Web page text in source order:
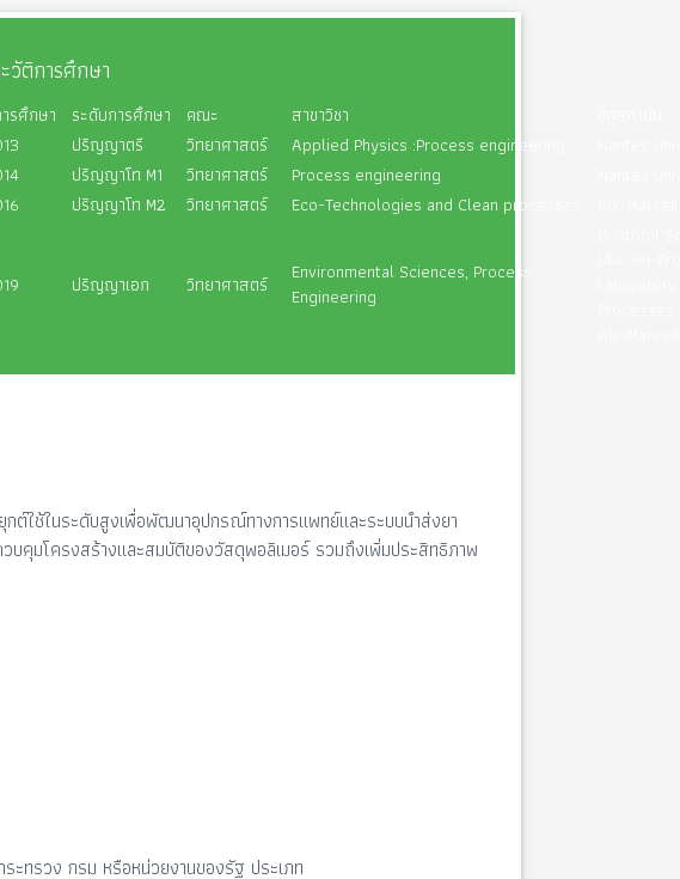
วัติการศึกษา
รศึกษา ระดับการศึกษา คณะ สาขาวิชา
ปริญญาตรี วิทยาศาสตร์ Applied Physics :Process engineering
ปริญญาโท M1 วิทยาศาสตร์ Process engineering
ปริญญาโท M2 วิทยาศาสตร์ Eco-Technologies and Clean processes
ปริญญาเอก วิทยาศาสตร์
Environmental Sciences, Process
Engineering
ต์ใช้ในระดับสูงเพื่อพัฒนาอุปกรณ์ทางการแพทย์และระบบนำส่งยา
คุมโครงสร้างและสมบัติของวัสดุพอลิเมอร์ รวมถึงเพิ่มประสิทธิภาพ
ะทรวง กรม หรือหน่วยงานของรัฐ ประเภท